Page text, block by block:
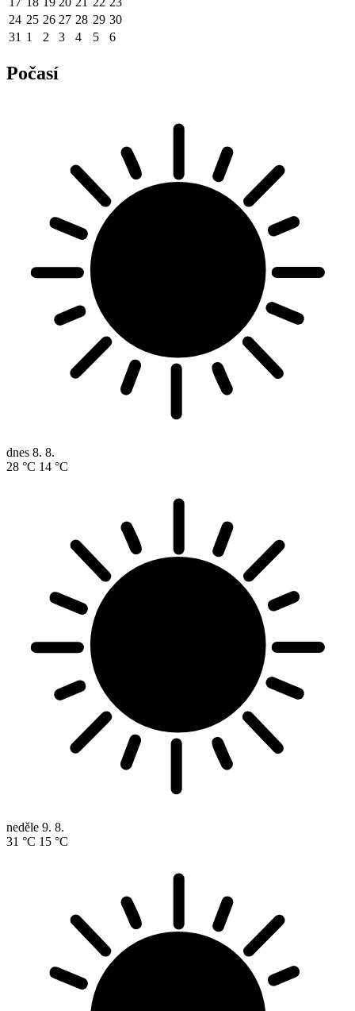
24 25 26 27 28 29 30
31 1 2 3 4 5 6
Počasí
dnes 8. 8.
28 °C 14 °C
neděle 9. 8.
31 °C 15 °C